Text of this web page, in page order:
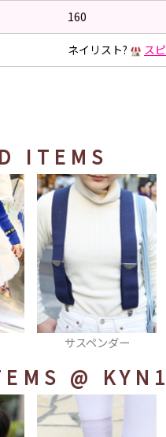
160
ネイリスト? ス
ITEMS
ワンピース
@